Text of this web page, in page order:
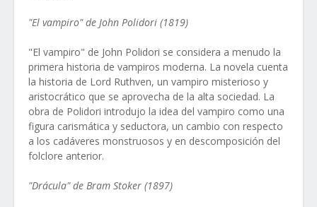
"El vampiro" de John Polidori (1819)
"El vampiro" de John Polidori se considera a menudo la
primera historia de vampiros moderna. La novela cuenta
la historia de Lord Ruthven, un vampiro misterioso y
aristocrático que se aprovecha de la alta sociedad. La
obra de Polidori introdujo la idea del vampiro como una
figura carismática y seductora, un cambio con respecto
a los cadáveres monstruosos y en descomposición del
folclore anterior.
"Drácula" de Bram Stoker (1897)